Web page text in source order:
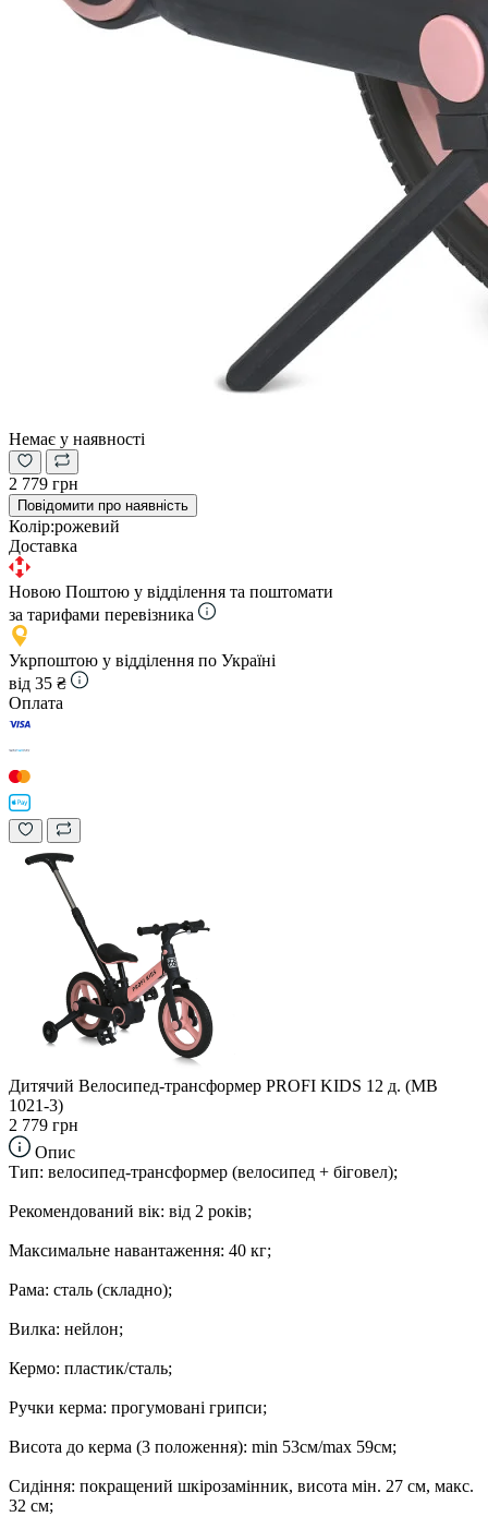
Немає у наявності
2 779 грн
Повідомити про наявність
Колір:рожевий
Доставка
Новою Поштою у відділення та поштомати
за тарифами перевізника
Укрпоштою у відділення по Україні
від 35 ₴
Оплата
Дитячий Велосипед-трансформер PROFI KIDS 12 д. (MB
1021-3)
2 779 грн
Опис
Тип: велосипед-трансформер (велосипед + біговел);
Рекомендований вік: від 2 років;
Максимальне навантаження: 40 кг;
Рама: сталь (складно);
Вилка: нейлон;
Кермо: пластик/сталь;
Ручки керма: прогумовані грипси;
Висота до керма (3 положення): min 53см/max 59см;
Сидіння: покращений шкірозамінник, висота мін. 27 см, макс.
32 см;